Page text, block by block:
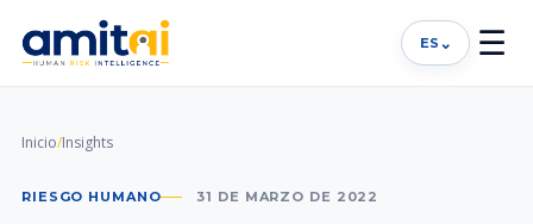
ES ⌄ ☰
Inicio/Insights
RIESGO HUMANO 31 DE MARZO DE 2022